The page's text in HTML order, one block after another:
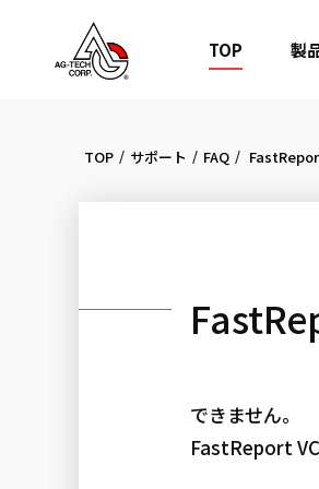
TOP 製
TOP / サポート / FAQ /
できません。
FastReport